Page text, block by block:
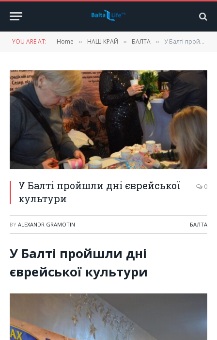
YOU ARE AT: Home » НАШ КРАЙ » БАЛТА » У Балті пройшли дні єврейської культури
У Балті пройшли дні єврейської
культури
0
BY ALEXANDR GRAMOTIN БАЛТА
У Балті пройшли дні
єврейської культури